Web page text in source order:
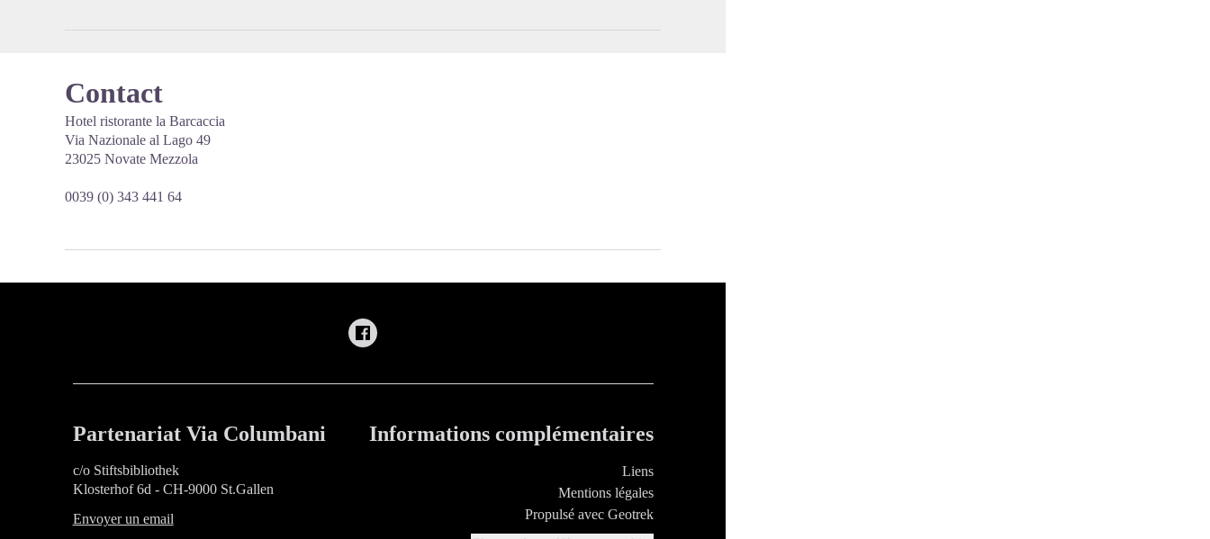
Contact
Hotel ristorante la Barcaccia
Via Nazionale al Lago 49
23025 Novate Mezzola
0039 (0) 343 441 64
Partenariat Via Columbani
c/o Stiftsbibliothek
Klosterhof 6d - CH-9000 St.Gallen
Envoyer un email
Informations complémentaires
Liens
Mentions légales
Propulsé avec Geotrek